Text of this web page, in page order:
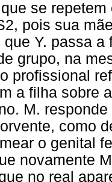
que se
pois sua
Y. passa
grupo, na
profissional
a filha sobre
M.
como
o genital
novamente
no real